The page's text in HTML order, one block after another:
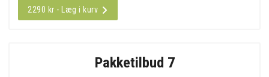
2290 kr - Læg i kurv
Pakketilbud 7